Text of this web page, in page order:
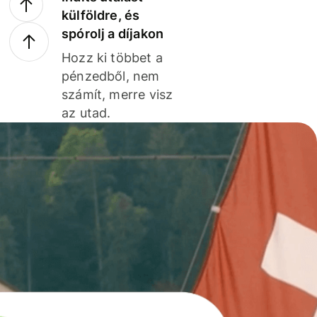
külföldre, és
spórolj a díjakon
Hozz ki többet a
pénzedből, nem
számít, merre visz
az utad.